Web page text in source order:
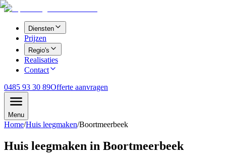
Diensten
Prijzen
Regio's
Realisaties
Contact
0485 93 30 89Offerte aanvragen
Menu
Home/Huis leegmaken/Boortmeerbeek
Huis leegmaken in Boortmeerbeek